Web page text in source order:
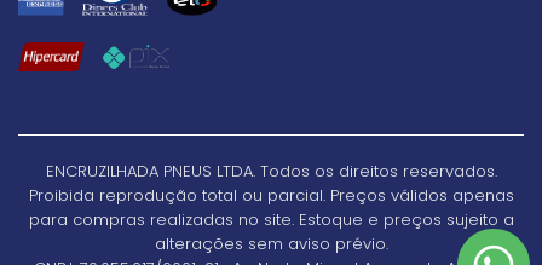
ENCRUZILHADA PNEUS LTDA. Todos os direitos reservados.
Proibida reprodução total ou parcial. Preços válidos apenas
para compras realizadas no site. Estoque e preços sujeito a
alterações sem aviso prévio.